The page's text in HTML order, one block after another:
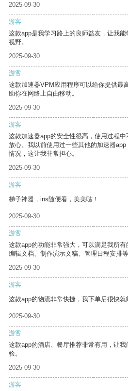
2025-09-30
游客
这款app是我学习路上的良师益友，让我
视野。
2025-09-30
游客
这款加速器VPM应用程序可以给你提供最
助你在网络上自由移动。
2025-09-30
游客
这款加速器app的安全性很高，使用过程
放心。我以前使用过一些其他的加速器
情况，这让我非常担心。
2025-09-30
游客
梯子神器，ins随便看，美美哒！
2025-09-30
游客
这款app的功能非常强大，可以满足我所
编辑文档、制作演示文稿、管理日程安排等
2025-09-30
游客
这款app的物流非常快捷，我下单后很快就
2025-09-30
游客
这款app的酒店、餐厅推荐非常有用，让
验。
2025-09-30
游客